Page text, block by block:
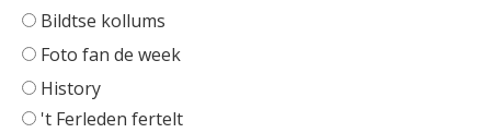
Bildtse kollums
Foto fan de week
History
't Ferleden fertelt